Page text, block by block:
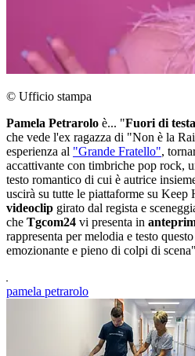
© Ufficio stampa
Pamela Petrarolo è... "Fuori di testa
che vede l'ex ragazza di "Non è la
esperienza al "Grande Fratello",
accattivante con timbriche pop rock,
testo romantico di cui è autrice
uscirà su tutte le piattaforme su Keep
videoclip girato dal regista e
che Tgcom24 vi presenta in
rappresenta per melodia e testo
emozionante e pieno di colpi di
pamela petrarolo